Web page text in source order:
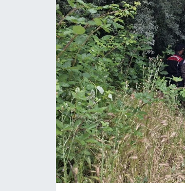
KÜLTÜR SANAT
MAGAZİN
SAĞLIK
SİYASET
TEKNOLOJİ
VİZYONDAKİLER